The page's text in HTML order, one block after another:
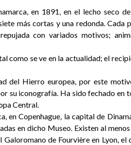
en 1891, en el lecho seco
más cortas y una redonda. Cada
con variados motivos;
como se ve en la actualidad; el
del Hierro europea, por este
su iconografía. Ha sido fechado en
Central.
en Copenhague, la capital de
en dicho Museo. Existen al
de Fourvière en Lyon, el